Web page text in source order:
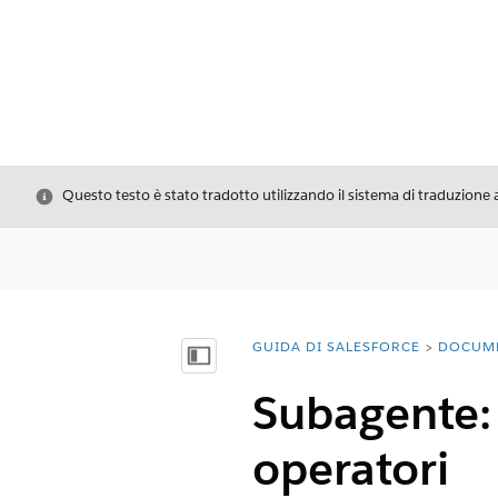
Chiudi
Questo testo è stato tradotto utilizzando il sistema di
Mostra sommario
Ti trovi qui:
GUIDA DI SALESFORCE
operatori